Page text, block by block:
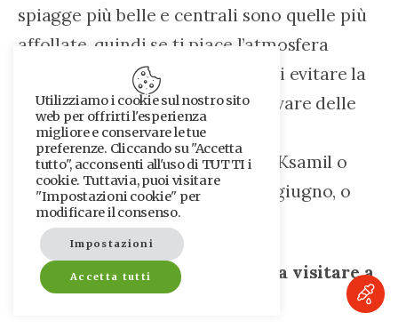
spiagge più belle e centrali sono quelle più
affollate, quindi se ti piace l’atmosfera
estiva allora è fantastico. Se vuoi evitare la
folla più grande, puoi anche trovare delle
belle spiagge verso la periferia
settentrionale e meridionale di Ksamil o
venire un po’ prima a maggio o giugno, o
più tardi a settembre.
Di seguito le migliori spiagge da visitare a
Utilizziamo i cookie sul nostro sito
web per offrirti l'esperienza
migliore e conservare le tue
preferenze. Cliccando su "Accetta
tutto", acconsenti all'uso di TUTTI i
cookie. Tuttavia, puoi visitare
"Impostazioni cookie" per
modificare il consenso.
Impostazioni
Accetta tutti